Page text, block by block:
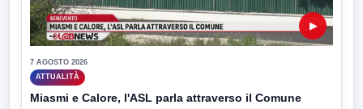
▶
7 AGOSTO 2026
ATTUALITÀ
Miasmi e Calore, l'ASL parla attraverso il Comune